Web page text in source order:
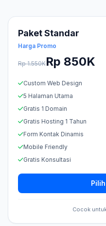
Paket Standar
Harga Promo
Rp 1.550KRp 850K
Custom Web Design
5 Halaman Utama
Gratis 1 Domain
Gratis Hosting 1 Tahun
Form Kontak Dinamis
Mobile Friendly
Gratis Konsultasi
Cocok